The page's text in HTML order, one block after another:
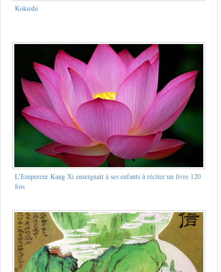
Kokushi
L’Empereur Kang Xi enseignait à ses enfants à réciter un livre 120
fois